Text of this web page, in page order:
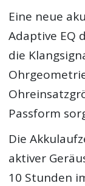
Eine neue
Adaptive EQ
die
Passform
Die
aktiver
10 Stunden